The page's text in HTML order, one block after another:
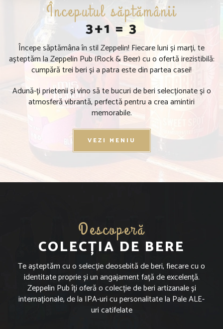
Începutul săptămânii
3+1 = 3
Începe săptămâna în stil Zeppelin! Fiecare luni și marți, te
așteptăm la Zeppelin Pub (Rock & Beer) cu o ofertă irezistibilă:
cumpără trei beri și a patra este din partea casei!
Adună-ți prietenii și vino să te bucuri de beri selecționate și o
atmosferă vibrantă, perfectă pentru a crea amintiri
memorabile.
VEZI MENIU
Descoperă
COLECȚIA DE BERE
Te așteptăm cu o selecție deosebită de beri, fiecare cu o
identitate proprie și un angajament față de excelență.
Zeppelin Pub îți oferă o colecție de beri artizanale și
internaționale, de la IPA-uri cu personalitate la Pale ALE-
uri catifelate